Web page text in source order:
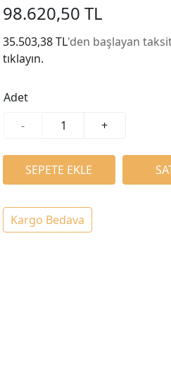
98.620,50 TL
35.503,38 TL'den başlayan
tıklayın.
Adet
-
+
Kargo Bedava